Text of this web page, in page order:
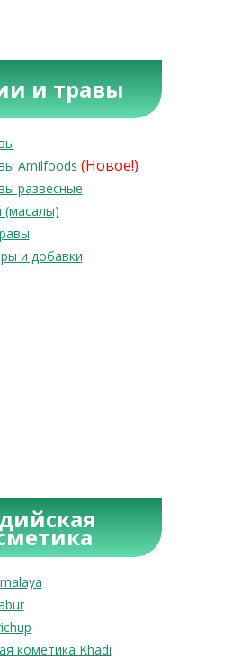
и травы
Amilfoods (Новое!)
развесные
(масалы)
и добавки
кометика Khadi